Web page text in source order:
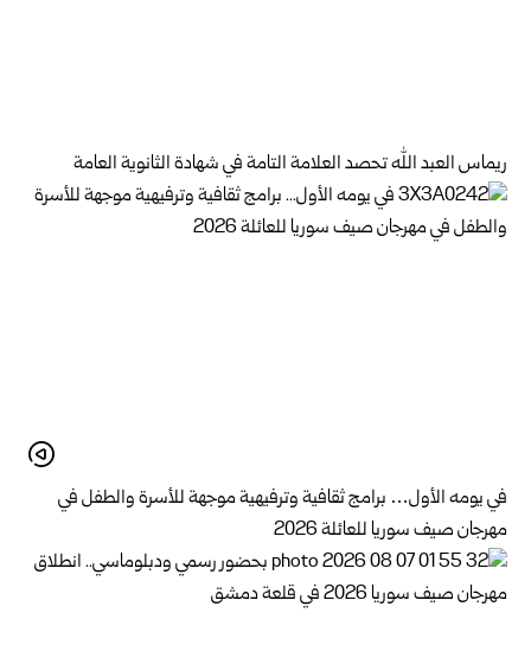
ريماس العبد الله تحصد العلامة التامة في شهادة الثانوية العامة
في يومه الأول… برامج ثقافية وترفيهية موجهة للأسرة والطفل في
مهرجان صيف سوريا للعائلة 2026